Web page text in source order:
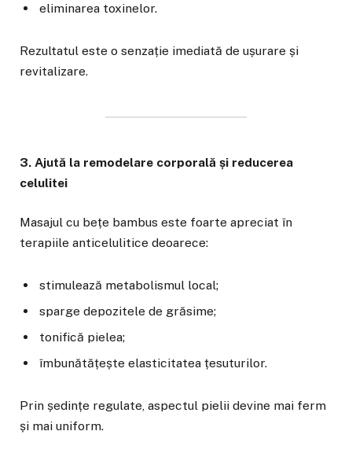
eliminarea toxinelor.
Rezultatul este o senzație imediată de ușurare și
revitalizare.
3. Ajută la remodelare corporală și reducerea
celulitei
Masajul cu bețe bambus este foarte apreciat în
terapiile anticelulitice deoarece:
stimulează metabolismul local;
sparge depozitele de grăsime;
tonifică pielea;
îmbunătățește elasticitatea țesuturilor.
Prin ședințe regulate, aspectul pielii devine mai ferm
și mai uniform.